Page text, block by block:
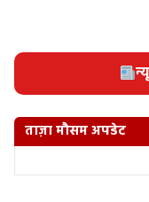
ताज़ा मौसम अपडेट